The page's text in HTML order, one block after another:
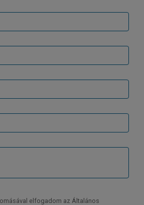
elfogadom az Általános